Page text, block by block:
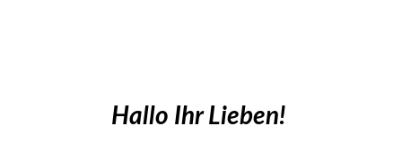
Hallo Ihr Lieben!